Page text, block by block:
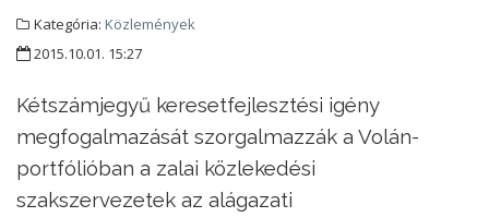
Kategória: Közlemények
2015.10.01. 15:27
Kétszámjegyű keresetfejlesztési igény
megfogalmazását szorgalmazzák a Volán-
portfólióban a zalai közlekedési
szakszervezetek az alágazati